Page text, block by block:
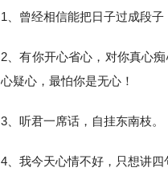
1、曾经相信能把日子过成段子
2、有你开心省心，对你真心
心疑心，最怕你是无心！
3、听君一席话，自挂东南枝。
4、我今天心情不好，只想讲四